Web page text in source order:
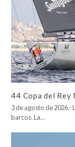
44 Copa del Rey
3 de agosto de 2026.-
barcos. La…